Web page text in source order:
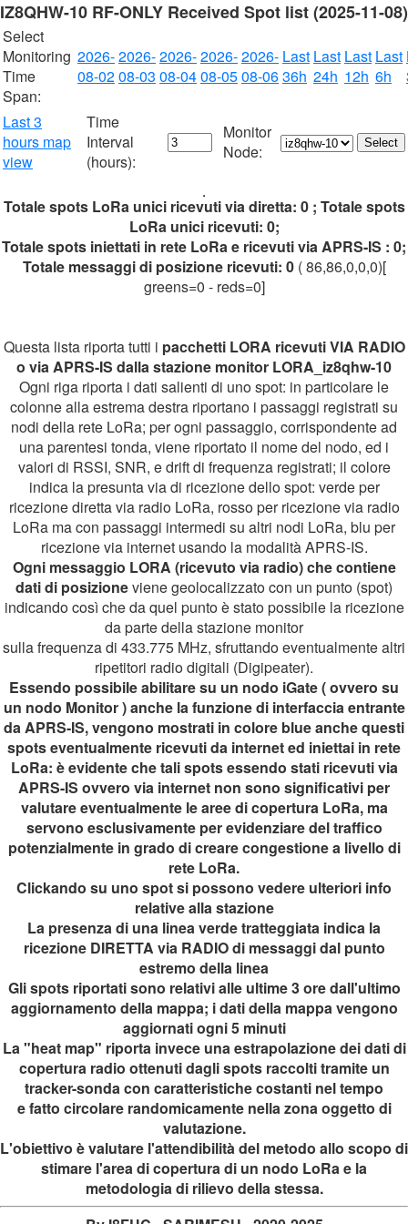
IZ8QHW-10 RF-ONLY Received Spot list (2025-11-08)
Select
Monitoring
Time
Span:
2026-
08-02
2026-
08-03
2026-
08-04
2026-
08-05
2026-
08-06
Last
36h
Last
24h
Last
12h
Last
6h
Last 3
hours map
view
Time
Interval
(hours):
Monitor
Node:
Totale spots LoRa unici ricevuti via diretta: 0 ; Totale spots
LoRa unici ricevuti: 0;
Totale spots iniettati in rete LoRa e ricevuti via APRS-IS : 0;
Totale messaggi di posizione ricevuti: 0( 86,86,0,0,0)[
greens=0 - reds=0]
Questa lista riporta tutti i pacchetti LORA ricevuti VIA RADIO
o via APRS-IS dalla stazione monitor LORA_iz8qhw-10
Ogni riga riporta i dati salienti di uno spot: in particolare le
colonne alla estrema destra riportano i passaggi registrati su
nodi della rete LoRa; per ogni passaggio, corrispondente ad
una parentesi tonda, viene riportato il nome del nodo, ed i
valori di RSSI, SNR, e drift di frequenza registrati; il colore
indica la presunta via di ricezione dello spot: verde per
ricezione diretta via radio LoRa, rosso per ricezione via radio
LoRa ma con passaggi intermedi su altri nodi LoRa, blu per
ricezione via internet usando la modalità APRS-IS.
Ogni messaggio LORA (ricevuto via radio) che contiene
dati di posizioneviene geolocalizzato con un punto (spot)
indicando così che da quel punto è stato possibile la ricezione
da parte della stazione monitor
sulla frequenza di 433.775 MHz, sfruttando eventualmente altri
ripetitori radio digitali (Digipeater).
Essendo possibile abilitare su un nodo iGate ( ovvero su
un nodo Monitor ) anche la funzione di interfaccia entrante
da APRS-IS, vengono mostrati in colore blue anche questi
spots eventualmente ricevuti da internet ed iniettai in rete
LoRa: è evidente che tali spots essendo stati ricevuti via
APRS-IS ovvero via internet non sono significativi per
valutare eventualmente le aree di copertura LoRa, ma
servono esclusivamente per evidenziare del traffico
potenzialmente in grado di creare congestione a livello di
rete LoRa.
Clickando su uno spot si possono vedere ulteriori info
relative alla stazione
La presenza di una linea verde tratteggiata indica la
ricezione DIRETTA via RADIO di messaggidal punto
estremo della linea
Gli spots riportati sono relativi alle ultime 3 ore dall'ultimo
aggiornamento della mappa; i dati della mappa vengono
aggiornati ogni 5 minuti
La "heat map" riporta invece una estrapolazione dei dati di
copertura radio ottenuti dagli spots raccolti tramite un
tracker-sonda con caratteristiche costanti nel tempo
e fatto circolare randomicamente nella zona oggetto di
valutazione.
L'obiettivo è valutare l'attendibilità del metodo allo scopo di
stimare l'area di copertura di un nodo LoRa e la
metodologia di rilievo della stessa.